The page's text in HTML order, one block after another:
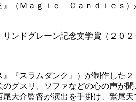
（Ｍａｇｉｃ Ｃａｎｄｉｅｓ
ンドグレーン記念文学賞（２０
『スラムダンク』）が制作した
グスリ、ソファなどの心の声が
尾大介監督が演出を手掛け、鷲